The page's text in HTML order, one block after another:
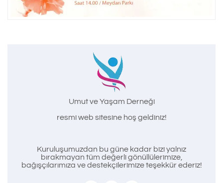
Umut ve Yaşam Derneği
resmi web sitesine hoş geldiniz!
Kuruluşumuzdan bu güne kadar bizi yalnız
bırakmayan tüm değerli gönüllülerimize,
bağışçılarımıza ve destekçilerimize teşekkür ederiz!